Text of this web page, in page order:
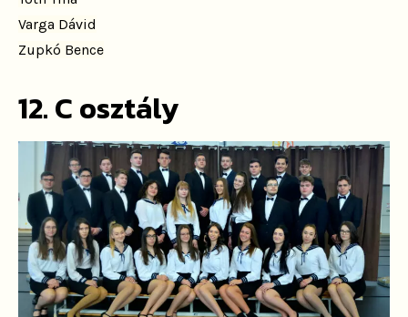
Varga Dávid
Zupkó Bence
12. C osztály